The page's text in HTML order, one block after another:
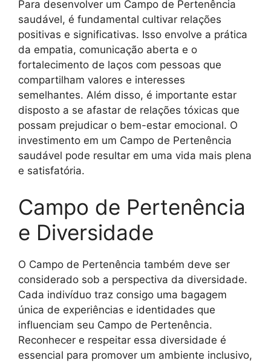
Para desenvolver um Campo de Pertenência
saudável, é fundamental cultivar relações
positivas e significativas. Isso envolve a prática
da empatia, comunicação aberta e o
fortalecimento de laços com pessoas que
compartilham valores e interesses
semelhantes. Além disso, é importante estar
disposto a se afastar de relações tóxicas que
possam prejudicar o bem-estar emocional. O
investimento em um Campo de Pertenência
saudável pode resultar em uma vida mais plena
e satisfatória.
Campo de Pertenência
e Diversidade
O Campo de Pertenência também deve ser
considerado sob a perspectiva da diversidade.
Cada indivíduo traz consigo uma bagagem
única de experiências e identidades que
influenciam seu Campo de Pertenência.
Reconhecer e respeitar essa diversidade é
essencial para promover um ambiente inclusivo,